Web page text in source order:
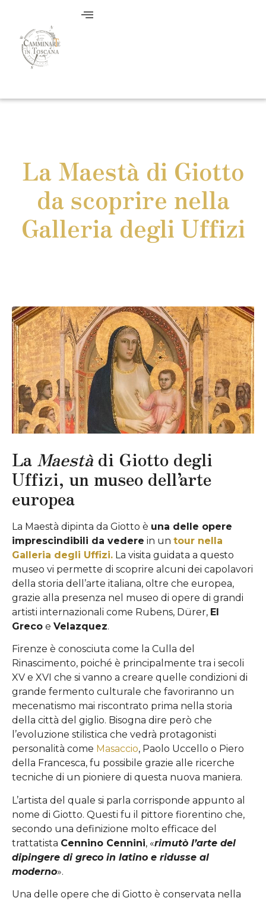
La Maestà di Giotto
da scoprire nella
Galleria degli Uffizi
La Maestà di Giotto degli
Uffizi, un museo dell’arte
europea
La Maestà dipinta da Giotto è una delle opere
imprescindibili da vedere in un tour nella
Galleria degli Uffizi. La visita guidata a questo
museo vi permette di scoprire alcuni dei capolavori
della storia dell’arte italiana, oltre che europea,
grazie alla presenza nel museo di opere di grandi
artisti internazionali come Rubens, Dürer, El
Greco e Velazquez.
Firenze è conosciuta come la Culla del
Rinascimento, poiché è principalmente tra i secoli
XV e XVI che si vanno a creare quelle condizioni di
grande fermento culturale che favoriranno un
mecenatismo mai riscontrato prima nella storia
della città del giglio. Bisogna dire però che
l’evoluzione stilistica che vedrà protagonisti
personalità come Masaccio, Paolo Uccello o Piero
della Francesca, fu possibile grazie alle ricerche
tecniche di un pioniere di questa nuova maniera.
L’artista del quale si parla corrisponde appunto al
nome di Giotto. Questi fu il pittore fiorentino che,
secondo una definizione molto efficace del
trattatista Cennino Cennini, «rimutò l’arte del
dipingere di greco in latino e ridusse al
moderno».
Una delle opere che di Giotto è conservata nella